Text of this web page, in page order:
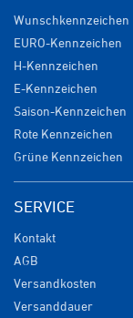
Wunschkennzeichen
EURO-Kennzeichen
H-Kennzeichen
E-Kennzeichen
Saison-Kennzeichen
Rote Kennzeichen
Grüne Kennzeichen
SERVICE
Kontakt
AGB
Versandkosten
Versanddauer